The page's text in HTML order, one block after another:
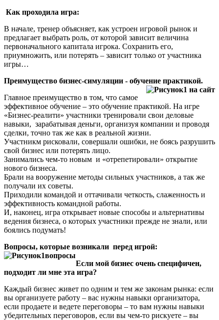
Как проходила игра:
В начале, тренер объясняет, как устроен игровой рынок и
предлагает выбрать роль, от которой зависит величина
первоначального капитала игрока. Сохранить его,
приумножить, или потерять – зависит только от участника
игры…
Преимущество бизнес-симуляции - обучение практикой.
Главное преимущество в том, что самое
эффективное обучение – это обучение практикой. На игре
«Бизнес-реалити» участники тренировали свои деловые
навыки, зарабатывая деньги, организуя компании и проводя
сделки, точно так же как в реальной жизни.
Участникм рисковали, совершали ошибки, не боясь разрушить
свой бизнес или потерять лицо.
Занимались чем-то новым и «отрепетировали» открытие
нового бизнеса.
Брали на вооружение методы сильных участников, а так же
получали их советы.
Приходили командой и оттачивали четкость, слаженность и
эффективность командной работы.
И, наконец, игра открывает новые способы и альтернативы
ведения бизнеса, о которых участники прежде не знали, или
боялись подумать!
Вопросы, которые возникали перед игрой:
Если мой бизнес очень специфичен,
подходит ли мне эта игра?
Каждый бизнес живет по одним и тем же законам рынка: если
вы организуете работу – вас нужны навыки организатора,
если продаете и ведете переговоры – то вам нужны навыки
убедительных переговоров, если вы чем-то рискуете – вы